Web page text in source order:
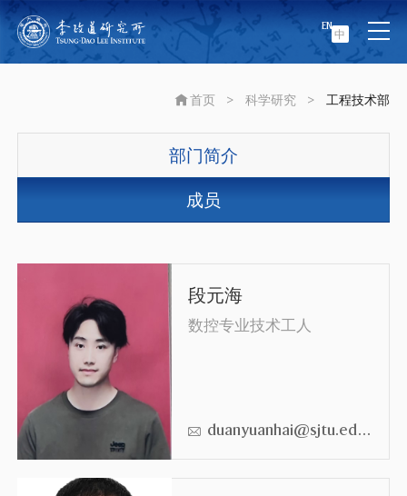
中
EN
首页 > 科学研究 > 工程技术部
部门简介
成员
段元海
数控专业技术工人
duanyuanhai@sjtu.edu.cn